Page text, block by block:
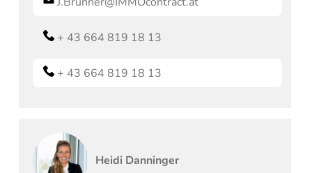
+ 43 664 819 18 13
+ 43 664 819 18 13
Heidi Danninger